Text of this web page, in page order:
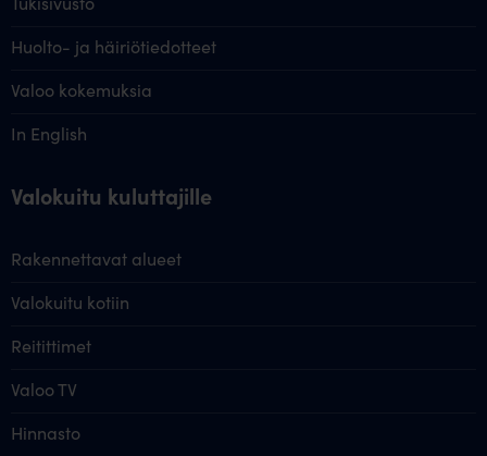
Huolto- ja häiriötiedotteet
Valoo kokemuksia
In English
Valokuitu kuluttajille
Rakennettavat alueet
Valokuitu kotiin
Reitittimet
Valoo TV
Hinnasto